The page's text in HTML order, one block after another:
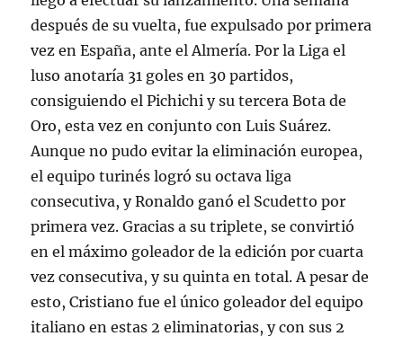
después de su vuelta, fue expulsado por primera
vez en España, ante el Almería. Por la Liga el
luso anotaría 31 goles en 30 partidos,
consiguiendo el Pichichi y su tercera Bota de
Oro, esta vez en conjunto con Luis Suárez.
Aunque no pudo evitar la eliminación europea,
el equipo turinés logró su octava liga
consecutiva, y Ronaldo ganó el Scudetto por
primera vez. Gracias a su triplete, se convirtió
en el máximo goleador de la edición por cuarta
vez consecutiva, y su quinta en total. A pesar de
esto, Cristiano fue el único goleador del equipo
italiano en estas 2 eliminatorias, y con sus 2